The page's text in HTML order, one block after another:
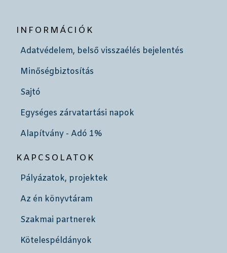
INFORMÁCIÓK
Adatvédelem, belső visszaélés bejelentés
Minőségbiztosítás
Sajtó
Egységes zárvatartási napok
Alapítvány - Adó 1%
KAPCSOLATOK
Pályázatok, projektek
Az én könyvtáram
Szakmai partnerek
Kötelespéldányok